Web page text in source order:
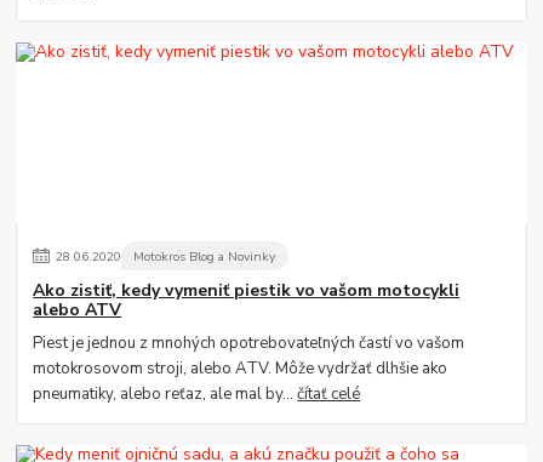
28.06.2020 Motokros Blog a Novinky
Ako zistiť, kedy vymeniť piestik vo vašom motocykli
alebo ATV
Piest je jednou z mnohých opotrebovateľných častí vo vašom
motokrosovom stroji, alebo ATV. Môže vydržať dlhšie ako
pneumatiky, alebo reťaz, ale mal by...čítať celé